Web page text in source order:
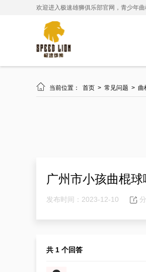
欢迎进入极速雄狮俱乐部官网，青少年
 当前位置： 首页 > 常见问题 > 曲
广州市小孩曲棍球
发布时间：2023-12-10
共 1 个回答